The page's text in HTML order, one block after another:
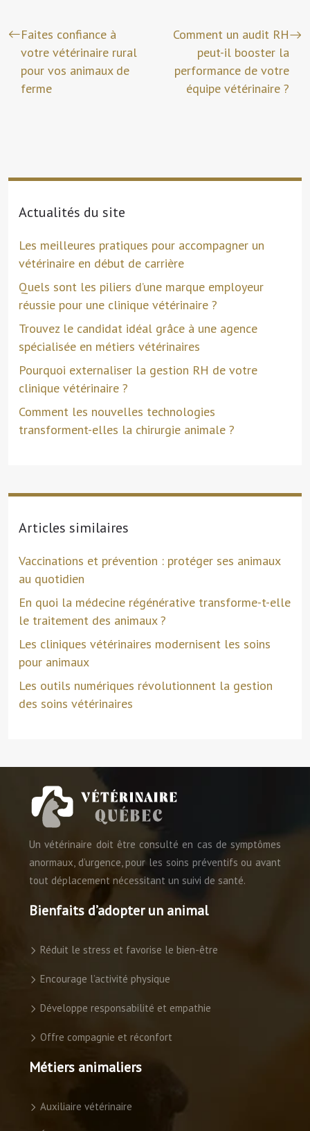
Faites confiance à
votre vétérinaire rural
pour vos animaux de
ferme
Comment un audit RH
peut-il booster la
performance de votre
équipe vétérinaire ?
Actualités du site
Les meilleures pratiques pour accompagner un
vétérinaire en début de carrière
Quels sont les piliers d’une marque employeur
réussie pour une clinique vétérinaire ?
Trouvez le candidat idéal grâce à une agence
spécialisée en métiers vétérinaires
Pourquoi externaliser la gestion RH de votre
clinique vétérinaire ?
Comment les nouvelles technologies
transforment-elles la chirurgie animale ?
Articles similaires
Vaccinations et prévention : protéger ses animaux
au quotidien
En quoi la médecine régénérative transforme-t-elle
le traitement des animaux ?
Les cliniques vétérinaires modernisent les soins
pour animaux
Les outils numériques révolutionnent la gestion
des soins vétérinaires
Un vétérinaire doit être consulté en cas de symptômes
anormaux, d’urgence, pour les soins préventifs ou avant
tout déplacement nécessitant un suivi de santé.
Bienfaits d’adopter un animal
Réduit le stress et favorise le bien-être
Encourage l’activité physique
Développe responsabilité et empathie
Offre compagnie et réconfort
Métiers animaliers
Auxiliaire vétérinaire